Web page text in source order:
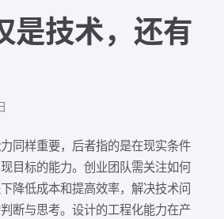
是技术，还有
同样重要，后者指的是在现实条件
目标的能力。创业团队需关注如何
降低成本和提高效率，解决技术问
断与思考。设计的工程化能力在产